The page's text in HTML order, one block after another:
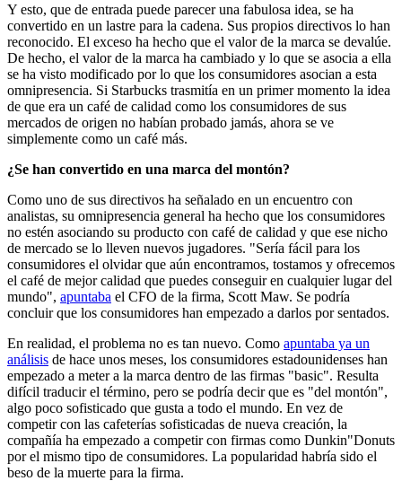
Y esto, que de entrada puede parecer una fabulosa idea, se ha
convertido en un lastre para la cadena. Sus propios directivos lo han
reconocido. El exceso ha hecho que el valor de la marca se devalúe.
De hecho, el valor de la marca ha cambiado y lo que se asocia a ella
se ha visto modificado por lo que los consumidores asocian a esta
omnipresencia. Si Starbucks trasmitía en un primer momento la idea
de que era un café de calidad como los consumidores de sus
mercados de origen no habían probado jamás, ahora se ve
simplemente como un café más.
¿Se han convertido en una marca del montón?
Como uno de sus directivos ha señalado en un encuentro con
analistas, su omnipresencia general ha hecho que los consumidores
no estén asociando su producto con café de calidad y que ese nicho
de mercado se lo lleven nuevos jugadores. "Sería fácil para los
consumidores el olvidar que aún encontramos, tostamos y ofrecemos
el café de mejor calidad que puedes conseguir en cualquier lugar del
mundo", apuntaba el CFO de la firma, Scott Maw. Se podría
concluir que los consumidores han empezado a darlos por sentados.
En realidad, el problema no es tan nuevo. Como apuntaba ya un
análisis de hace unos meses, los consumidores estadounidenses han
empezado a meter a la marca dentro de las firmas "basic". Resulta
difícil traducir el término, pero se podría decir que es "del montón",
algo poco sofisticado que gusta a todo el mundo. En vez de
competir con las cafeterías sofisticadas de nueva creación, la
compañía ha empezado a competir con firmas como Dunkin"Donuts
por el mismo tipo de consumidores. La popularidad habría sido el
beso de la muerte para la firma.